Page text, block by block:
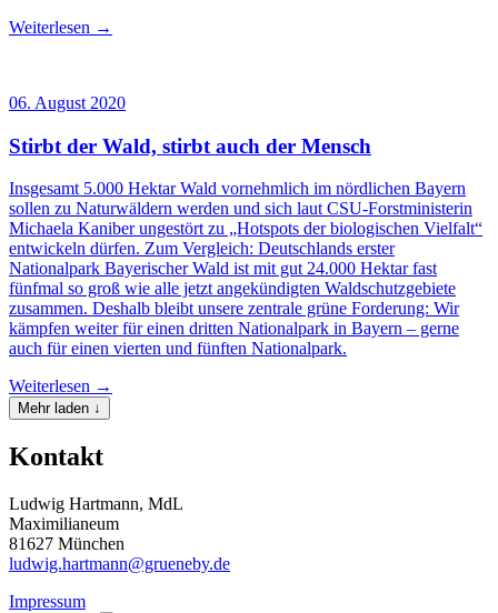
Weiterlesen →
06. August 2020
Stirbt der Wald, stirbt auch der Mensch
Insgesamt 5.000 Hektar Wald vornehmlich im nördlichen Bayern
sollen zu Naturwäldern werden und sich laut CSU-Forstministerin
Michaela Kaniber ungestört zu „Hotspots der biologischen Vielfalt“
entwickeln dürfen. Zum Vergleich: Deutschlands erster
Nationalpark Bayerischer Wald ist mit gut 24.000 Hektar fast
fünfmal so groß wie alle jetzt angekündigten Waldschutzgebiete
zusammen. Deshalb bleibt unsere zentrale grüne Forderung: Wir
kämpfen weiter für einen dritten Nationalpark in Bayern – gerne
auch für einen vierten und fünften Nationalpark.
Weiterlesen →
Mehr laden ↓
Kontakt
Ludwig Hartmann, MdL
Maximilianeum
81627 München
ludwig.hartmann@grueneby.de
Impressum